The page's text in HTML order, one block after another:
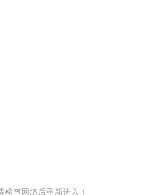
检查网络后重新进入！